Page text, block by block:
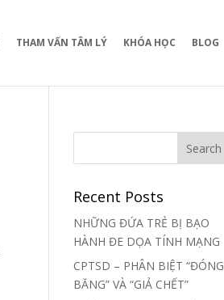
THAM VẤN TÂM LÝ KHÓA HỌC BLOG
Recent Posts
NHỮNG ĐỨA TRẺ BỊ BẠO
HÀNH ĐE DỌA TÍNH MẠNG
CPTSD – PHÂN BIỆT “ĐÓNG
BĂNG” VÀ “GIẢ CHẾT”